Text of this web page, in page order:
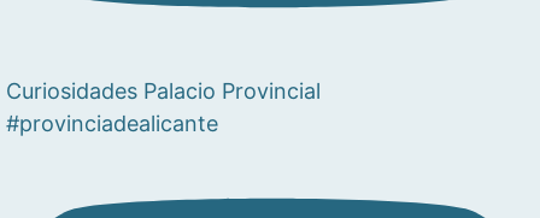
Curiosidades Palacio Provincial
#provinciadealicante